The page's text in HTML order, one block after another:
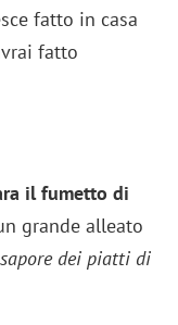
fatto in casa
fatto
il fumetto di
grande alleato
dei piatti di